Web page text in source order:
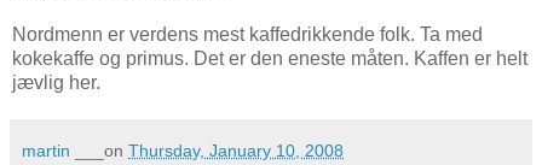
Nordmenn er verdens mest kaffedrikkende folk. Ta med
kokekaffe og primus. Det er den eneste måten. Kaffen er helt
jævlig her.
martin ___on Thursday, January 10, 2008